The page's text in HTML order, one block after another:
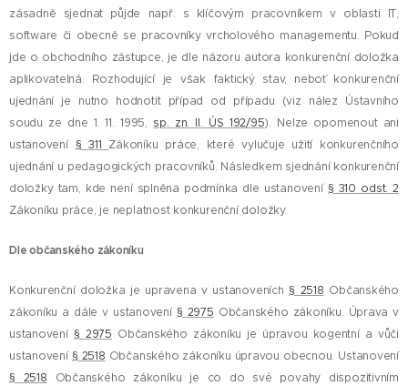
zásadně sjednat půjde např. s klíčovým pracovníkem v oblasti IT,
software či obecně se pracovníky vrcholového managementu. Pokud
jde o obchodního zástupce, je dle názoru autora konkurenční doložka
aplikovatelná. Rozhodující je však faktický stav, neboť konkurenční
ujednání je nutno hodnotit případ od případu (viz nález Ústavního
soudu ze dne 1. 11. 1995, sp. zn. II. ÚS 192/95). Nelze opomenout ani
ustanovení § 311 Zákoníku práce, které vylučuje užití konkurenčního
ujednání u pedagogických pracovníků. Následkem sjednání konkurenční
doložky tam, kde není splněna podmínka dle ustanovení § 310 odst. 2
Zákoníku práce, je neplatnost konkurenční doložky.
Dle občanského zákoníku
Konkurenční doložka je upravena v ustanoveních§ 2518 Občanského
zákoníku a dále v ustanovení § 2975 Občanského zákoníku. Úprava v
ustanovení § 2975 Občanského zákoníku je úpravou kogentní a vůči
ustanovení § 2518 Občanského zákoníku úpravou obecnou. Ustanovení
§ 2518 Občanského zákoníku je co do své povahy dispozitivním